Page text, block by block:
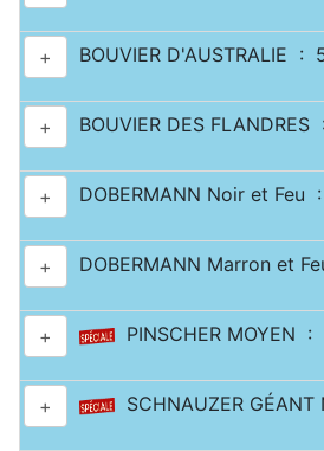
+ BOUVIER D'AUSTRALIE :
+ BOUVIER DES
+ DOBERMANN Noir et Feu
+ DOBERMANN Marron et
+ PINSCHER MOYEN :
+ SCHNAUZER